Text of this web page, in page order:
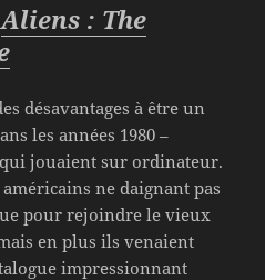
Aliens : The
désavantages à être un
les années 1980 –
jouaient sur ordinateur.
ne daignant pas
pour rejoindre le vieux
en plus ils venaient
impressionnant